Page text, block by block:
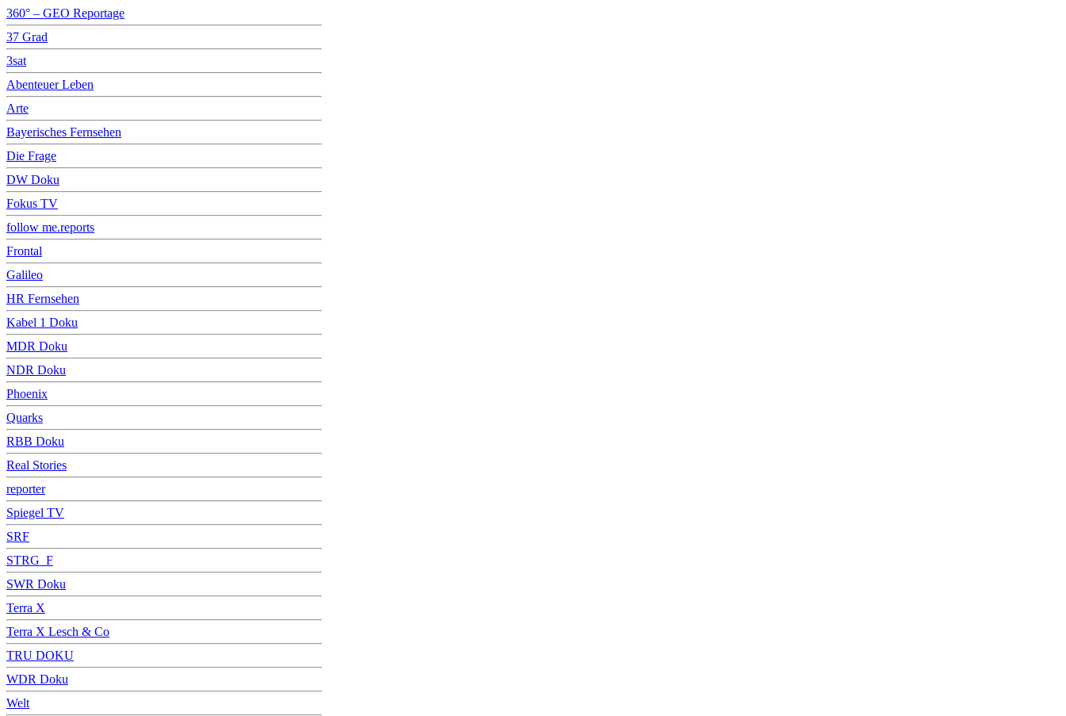
360° – GEO Reportage
37 Grad
3sat
Abenteuer Leben
Arte
Bayerisches Fernsehen
Die Frage
DW Doku
Fokus TV
follow me.reports
Frontal
Galileo
HR Fernsehen
Kabel 1 Doku
MDR Doku
NDR Doku
Phoenix
Quarks
RBB Doku
Real Stories
reporter
Spiegel TV
SRF
STRG_F
SWR Doku
Terra X
Terra X Lesch & Co
TRU DOKU
WDR Doku
Welt